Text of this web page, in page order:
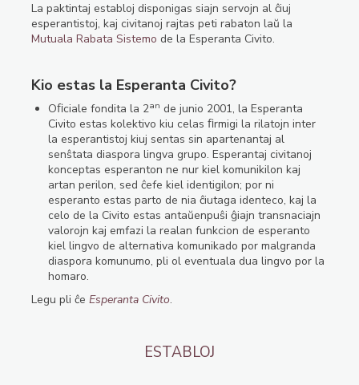
La paktintaj establoj disponigas siajn servojn al ĉiuj
esperantistoj, kaj civitanoj rajtas peti rabaton laŭ la
Mutuala Rabata Sistemo de la Esperanta Civito.
Kio estas la Esperanta Civito?
Oﬁciale fondita la 2an de junio 2001, la Esperanta
Civito estas kolektivo kiu celas ﬁrmigi la rilatojn inter
la esperantistoj kiuj sentas sin apartenantaj al
senŝtata diaspora lingva grupo. Esperantaj civitanoj
konceptas esperanton ne nur kiel komunikilon kaj
artan perilon, sed ĉefe kiel identigilon; por ni
esperanto estas parto de nia ĉiutaga identeco, kaj la
celo de la Civito estas antaŭenpuŝi ĝiajn transnaciajn
valorojn kaj emfazi la realan funkcion de esperanto
kiel lingvo de alternativa komunikado por malgranda
diaspora komunumo, pli ol eventuala dua lingvo por la
homaro.
Legu pli ĉe Esperanta Civito.
ESTABLOJ